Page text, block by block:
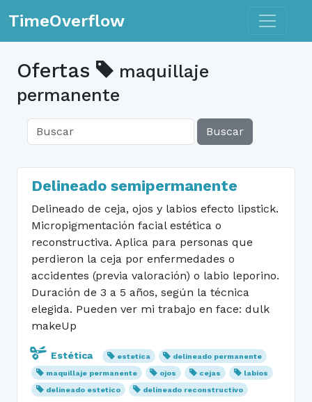
TimeOverflow Toggle
Ofertas
maquillaje
permanente
Buscar
Delineado semipermanente
Delineado de ceja, ojos y labios efecto lipstick.
Micropigmentación facial estética o
reconstructiva. Aplica para personas que
perdieron la ceja por enfermedades o
accidentes (previa valoración) o labio leporino.
Duración de 3 a 5 años, según la técnica
elegida. Pueden ver mi trabajo en face: dulk
makeUp
Estética estetica
delineado permanente
maquillaje permanente
ojos cejas
labios
delineado estetico
delineado reconstructivo